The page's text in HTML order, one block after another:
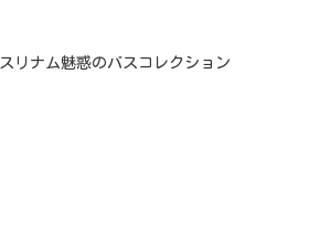
スリナム魅惑のバスコレクション